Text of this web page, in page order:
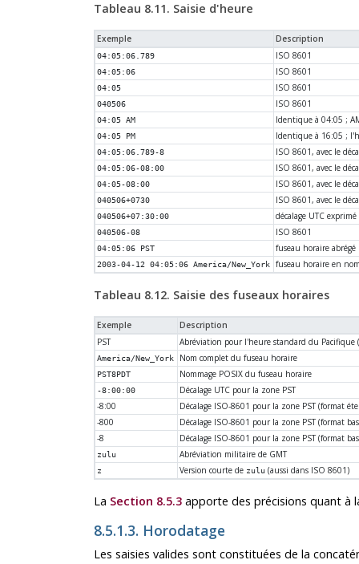
Tableau 8.11. Saisie d'heure
Exemple Description
04:05:06.789 ISO 8601
04:05:06 ISO 8601
04:05 ISO 8601
040506 ISO 8601
04:05 AM Identique à 04:05 ;
04:05 PM Identique à 16:05 ;
04:05:06.789-8 ISO 8601, avec le
04:05:06-08:00 ISO 8601, avec le
04:05-08:00 ISO 8601, avec le
040506+0730 ISO 8601, avec le
040506+07:30:00 décalage UTC
040506-08 ISO 8601
04:05:06 PST fuseau horaire abrégé
2003-04-12 04:05:06 America/New_York fuseau horaire en
Tableau 8.12. Saisie des fuseaux horaires
Exemple
Description
PST
Abréviation pour l'heure standard du Pacifique
America/New_York Nom complet du fuseau horaire
PST8PDT Nommage POSIX du fuseau horaire
-8:00:00
Décalage UTC pour la zone PST
-8:00
Décalage ISO-8601 pour la zone PST (format
-800
Décalage ISO-8601 pour la zone PST (format
-8
Décalage ISO-8601 pour la zone PST (format
zulu Abréviation militaire de GMT
z Version courte de zulu (aussi dans ISO 8601)
La Section 8.5.3apporte des précisions quant à
8.5.1.3. Horodatage
Les saisies valides sont constituées de la